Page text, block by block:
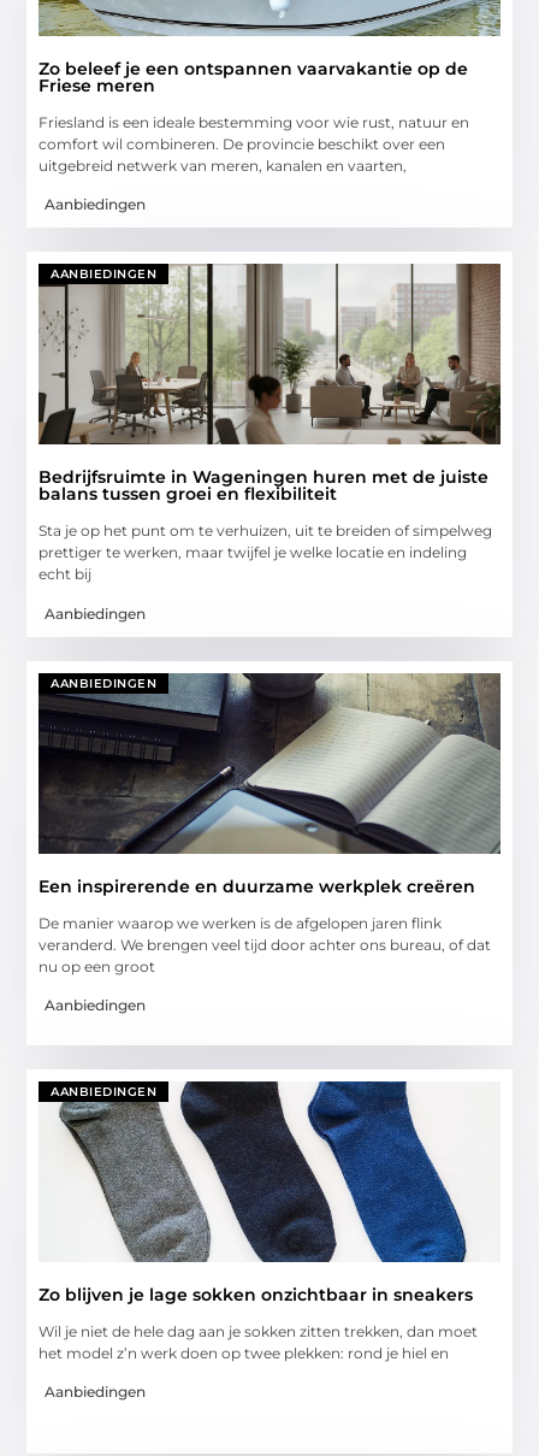
Zo beleef je een ontspannen vaarvakantie op de
Friese meren
Friesland is een ideale bestemming voor wie rust, natuur en
comfort wil combineren. De provincie beschikt over een
uitgebreid netwerk van meren, kanalen en vaarten,
Aanbiedingen
AANBIEDINGEN
Bedrijfsruimte in Wageningen huren met de juiste
balans tussen groei en flexibiliteit
Sta je op het punt om te verhuizen, uit te breiden of simpelweg
prettiger te werken, maar twijfel je welke locatie en indeling
echt bij
Aanbiedingen
AANBIEDINGEN
Een inspirerende en duurzame werkplek creëren
De manier waarop we werken is de afgelopen jaren flink
veranderd. We brengen veel tijd door achter ons bureau, of dat
nu op een groot
Aanbiedingen
AANBIEDINGEN
Zo blijven je lage sokken onzichtbaar in sneakers
Wil je niet de hele dag aan je sokken zitten trekken, dan moet
het model z’n werk doen op twee plekken: rond je hiel en
Aanbiedingen